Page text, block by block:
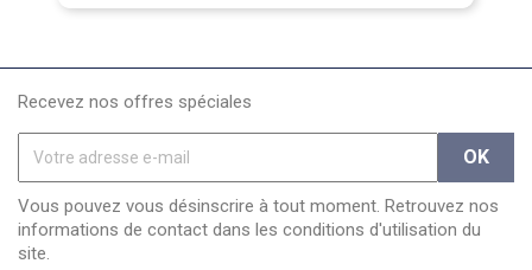
Recevez nos offres spéciales
Vous pouvez vous désinscrire à tout moment. Retrouvez nos
informations de contact dans les conditions d'utilisation du
site.